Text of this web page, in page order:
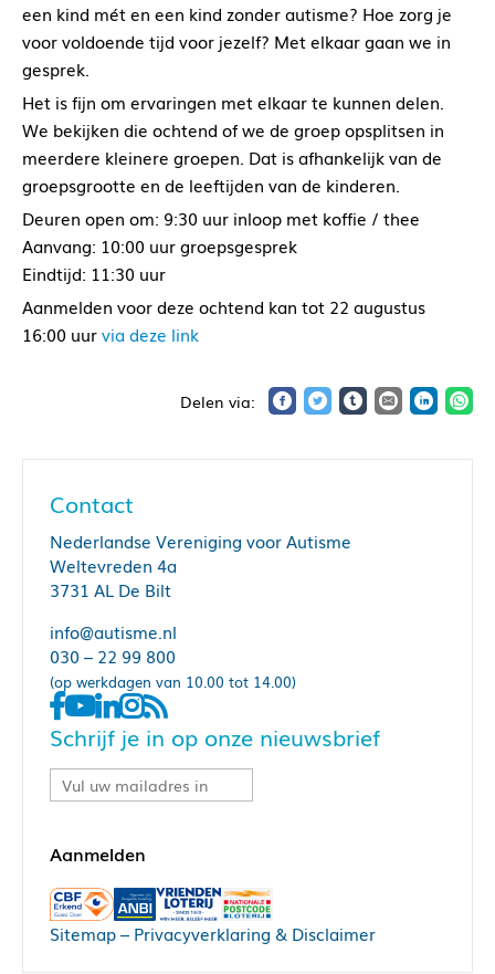
een kind mét en een kind zonder autisme? Hoe zorg je
voor voldoende tijd voor jezelf? Met elkaar gaan we in
gesprek.
Het is fijn om ervaringen met elkaar te kunnen delen.
We bekijken die ochtend of we de groep opsplitsen in
meerdere kleinere groepen. Dat is afhankelijk van de
groepsgrootte en de leeftijden van de kinderen.
Deuren open om: 9:30 uur inloop met koffie / thee
Aanvang: 10:00 uur groepsgesprek
Eindtijd: 11:30 uur
Aanmelden voor deze ochtend kan tot 22 augustus
16:00 uurvia deze link
Contact
Nederlandse Vereniging voor Autisme
Weltevreden 4a
3731 AL De Bilt
info@autisme.nl
030 – 22 99 800
(op werkdagen van 10.00 tot 14.00)
Schrijf je in op onze nieuwsbrief
Sitemap– Privacyverklaring & Disclaimer